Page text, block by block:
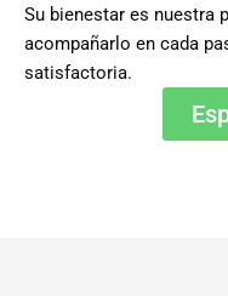
Su bienestar es nuestra
acompañarlo en cada
satisfactoria.